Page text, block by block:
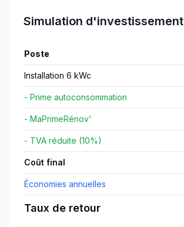
Simulation d'investissement
Poste
Installation 6 kWc
- Prime autoconsommation
- MaPrimeRénov'
- TVA réduite (10%)
Coût final
Économies annuelles
Taux de retour